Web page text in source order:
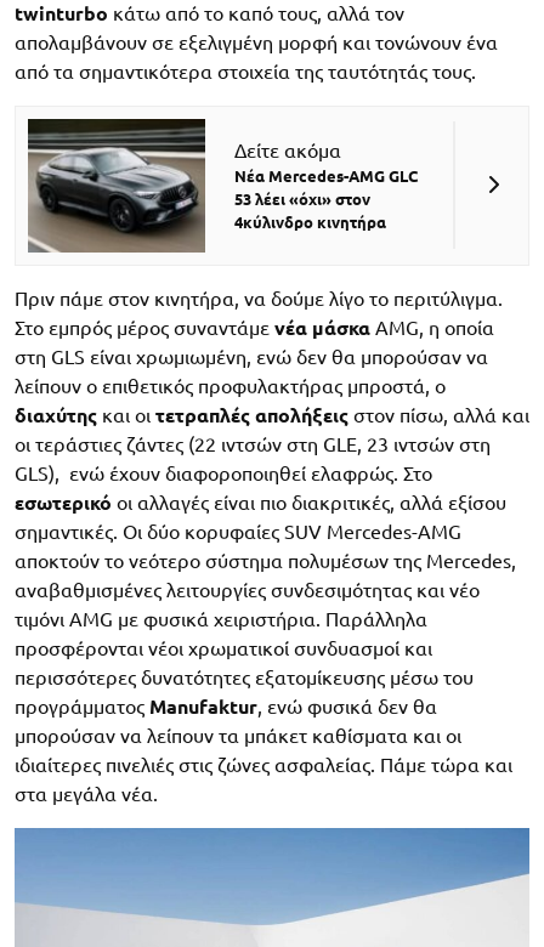
twinturbo κάτω από το καπό τους, αλλά τον
απολαμβάνουν σε εξελιγμένη μορφή και τονώνουν ένα
από τα σημαντικότερα στοιχεία της ταυτότητάς τους.
Δείτε ακόμα
Νέα Mercedes-AMG GLC
53 λέει «όχι» στον
4κύλινδρο κινητήρα
Πριν πάμε στον κινητήρα, να δούμε λίγο το περιτύλιγμα.
Στο εμπρός μέρος συναντάμε νέα μάσκα AMG, η οποία
στη GLS είναι χρωμιωμένη, ενώ δεν θα μπορούσαν να
λείπουν ο επιθετικός προφυλακτήρας μπροστά, ο
διαχύτης και οι τετραπλές απολήξεις στον πίσω, αλλά και
οι τεράστιες ζάντες (22 ιντσών στη GLE, 23 ιντσών στη
GLS), ενώ έχουν διαφοροποιηθεί ελαφρώς. Στο
εσωτερικό οι αλλαγές είναι πιο διακριτικές, αλλά εξίσου
σημαντικές. Οι δύο κορυφαίες SUV Mercedes-AMG
αποκτούν το νεότερο σύστημα πολυμέσων της Mercedes,
αναβαθμισμένες λειτουργίες συνδεσιμότητας και νέο
τιμόνι AMG με φυσικά χειριστήρια. Παράλληλα
προσφέρονται νέοι χρωματικοί συνδυασμοί και
περισσότερες δυνατότητες εξατομίκευσης μέσω του
προγράμματος Manufaktur, ενώ φυσικά δεν θα
μπορούσαν να λείπουν τα μπάκετ καθίσματα και οι
ιδιαίτερες πινελιές στις ζώνες ασφαλείας. Πάμε τώρα και
στα μεγάλα νέα.